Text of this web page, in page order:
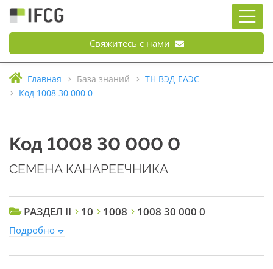
Свяжитесь с нами
Главная База знаний
ТН ВЭД ЕАЭС
Код 1008 30 000 0
Код 1008 30 000 0
СЕМЕНА КАНАРЕЕЧНИКА
РАЗДЕЛ II 10 1008 1008 30 000 0
Подробно